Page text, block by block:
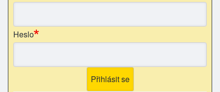
Heslo